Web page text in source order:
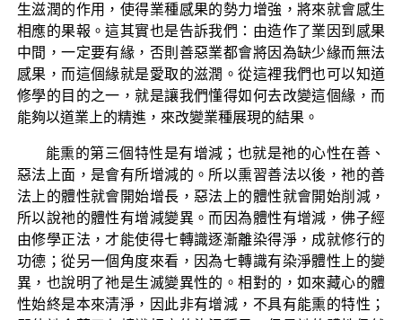
生滋潤的作用，使得業種感果的勢力增強，將來就會感生
相應的果報。這其實也是告訴我們：由造作了業因到感果
中間，一定要有緣，否則善惡業都會將因為缺少緣而無法
感果，而這個緣就是愛取的滋潤。從這裡我們也可以知道
修學的目的之一，就是讓我們懂得如何去改變這個緣，而
能夠以道業上的精進，來改變業種展現的結果。
能熏的第三個特性是有增減；也就是祂的心性在善、
惡法上面，是會有所增減的。所以熏習善法以後，祂的善
法上的體性就會開始增長，惡法上的體性就會開始削減，
所以說祂的體性有增減變異。而因為體性有增減，佛子經
由修學正法，才能使得七轉識逐漸離染得淨，成就修行的
功德；從另一個角度來看，因為七轉識有染淨體性上的變
異，也說明了祂是生滅變異性的。相對的，如來藏心的體
性始終是本來清淨，因此非有增減，不具有能熏的特性；